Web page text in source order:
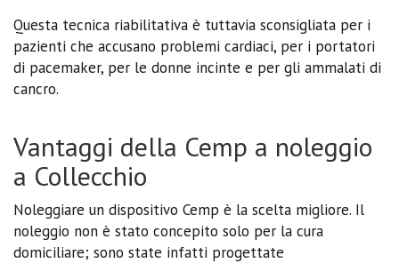
Questa tecnica riabilitativa è tuttavia sconsigliata per i
pazienti che accusano problemi cardiaci, per i portatori
di pacemaker, per le donne incinte e per gli ammalati di
cancro.
Vantaggi della Cemp a noleggio
a Collecchio
Noleggiare un dispositivo Cemp è la scelta migliore. Il
noleggio non è stato concepito solo per la cura
domiciliare; sono state infatti progettate